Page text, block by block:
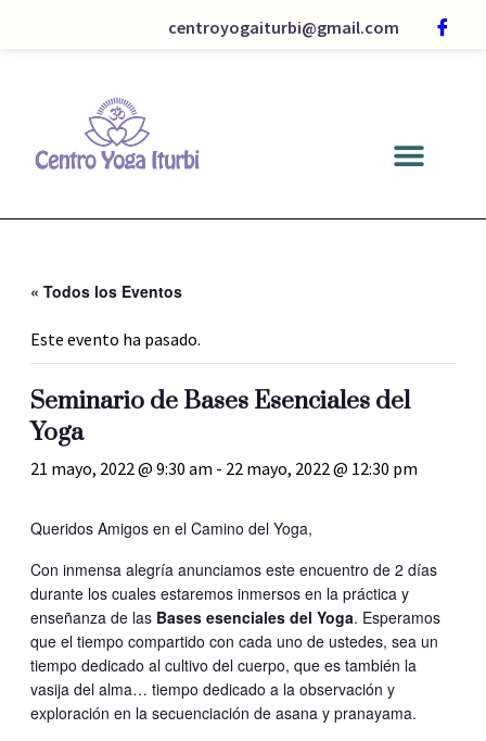
centroyogaiturbi@gmail.com
« Todos los Eventos
Este evento ha pasado.
Seminario de Bases Esenciales del
Yoga
21 mayo, 2022 @ 9:30 am - 22 mayo, 2022 @ 12:30 pm
Queridos Amigos en el Camino del Yoga,
Con inmensa alegría anunciamos este encuentro de 2 días
durante los cuales estaremos inmersos en la práctica y
enseñanza de las Bases esenciales del Yoga. Esperamos
que el tiempo compartido con cada uno de ustedes, sea un
tiempo dedicado al cultivo del cuerpo, que es también la
vasija del alma… tiempo dedicado a la observación y
exploración en la secuenciación de asana y pranayama.